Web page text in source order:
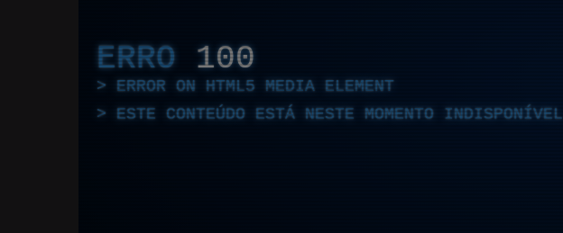
ERRO 100
ERROR ON HTML5 MEDIA ELEMENT
ESTE CONTEÚDO ESTÁ NESTE MOMENTO INDISPONÍVEL